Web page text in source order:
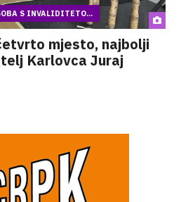
S INVALIDITETO...
mjesto, najbolji
Karlovca Juraj